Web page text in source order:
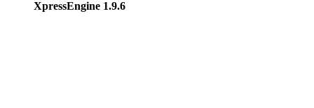
XpressEngine 1.9.6